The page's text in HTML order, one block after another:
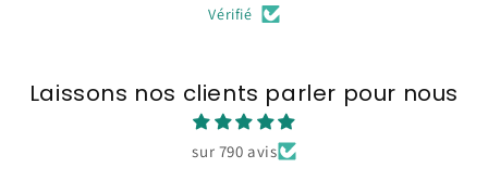
Vérifié
Laissons nos clients parler pour nous
sur 790 avis